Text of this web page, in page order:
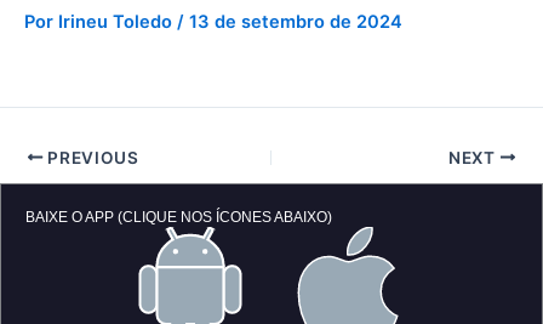
Por Irineu Toledo / 13 de setembro de 2024
PREVIOUS NEXT
BAIXE O APP (CLIQUE NOS ÍCONES ABAIXO)